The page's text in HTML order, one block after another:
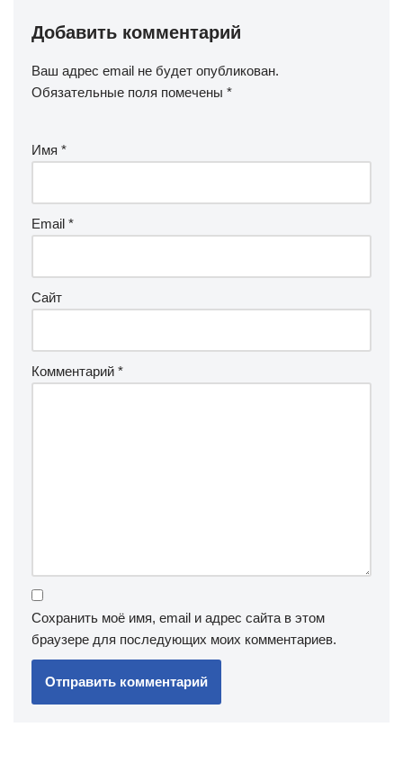
Добавить комментарий
Ваш адрес email не будет опубликован.
Обязательные поля помечены *
Имя *
Email *
Сайт
Комментарий *
Сохранить моё имя, email и адрес сайта в этом
браузере для последующих моих комментариев.